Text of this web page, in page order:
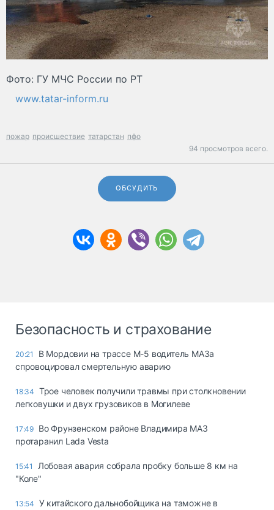
Фото: ГУ МЧС России по РТ
www.tatar-inform.ru
пожар происшествие татарстан пфо
94 просмотров всего.
ОБСУДИТЬ
Безопасность и страхование
20:21
В Мордовии на трассе М-5 водитель МАЗа
спровоцировал смертельную аварию
18:34 Трое человек получили травмы при столкновении
легковушки и двух грузовиков в Могилеве
17:49 Во Фрунзенском районе Владимира МАЗ
протаранил Lada Vesta
15:41
Лобовая авария собрала пробку больше 8 км на
"Коле"
13:54 У китайского дальнобойщика на таможне в